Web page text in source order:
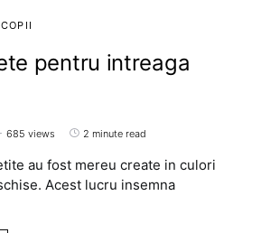
pentru intreaga
685 views 2 minute read
au fost mereu create in culori
Acest lucru insemna